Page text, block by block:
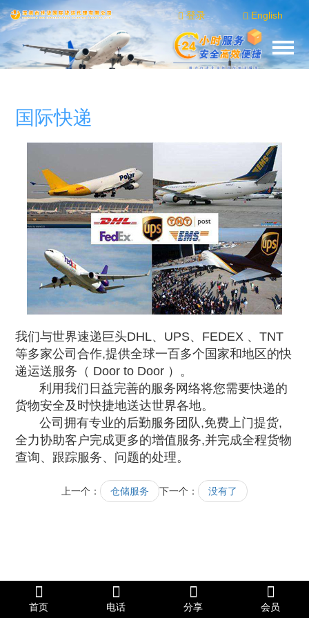
登录 English
国际快递
我们与世界速递巨头DHL、UPS、FEDEX 、TNT
等多家公司合作,提供全球一百多个国家和地区的快
递运送服务（ Door to Door ）。
利用我们日益完善的服务网络将您需要快递的
货物安全及时快捷地送达世界各地。
公司拥有专业的后勤服务团队,免费上门提货,
全力协助客户完成更多的增值服务,并完成全程货物
查询、跟踪服务、问题的处理。
上一个： 仓储服务 下一个： 没有了
首页 电话 分享 会员